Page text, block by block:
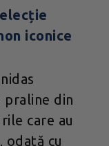
iconice
praline din
care au
odată cu